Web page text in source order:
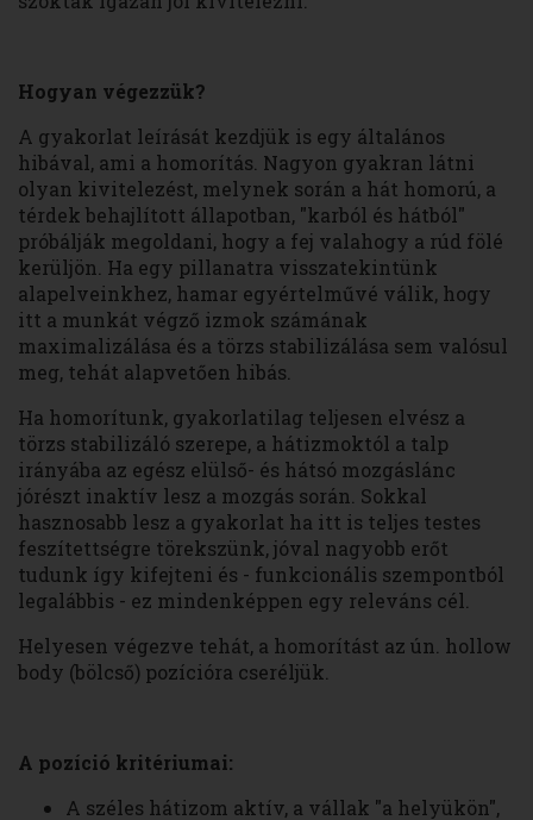
Hogyan végezzük?
A gyakorlat leírását kezdjük is egy általános
hibával, ami a homorítás. Nagyon gyakran látni
olyan kivitelezést, melynek során a hát homorú, a
térdek behajlított állapotban, "karból és hátból"
próbálják megoldani, hogy a fej valahogy a rúd fölé
kerüljön. Ha egy pillanatra visszatekintünk
alapelveinkhez, hamar egyértelművé válik, hogy
itt a munkát végző izmok számának
maximalizálása és a törzs stabilizálása sem valósul
meg, tehát alapvetően hibás.
Ha homorítunk, gyakorlatilag teljesen elvész a
törzs stabilizáló szerepe, a hátizmoktól a talp
irányába az egész elülső- és hátsó mozgáslánc
jórészt inaktív lesz a mozgás során. Sokkal
hasznosabb lesz a gyakorlat ha itt is teljes testes
feszítettségre törekszünk, jóval nagyobb erőt
tudunk így kifejteni és - funkcionális szempontból
legalábbis - ez mindenképpen egy releváns cél.
Helyesen végezve tehát, a homorítást az ún. hollow
body (bölcső) pozícióra cseréljük.
A pozíció kritériumai:
A széles hátizom aktív, a vállak "a helyükön",